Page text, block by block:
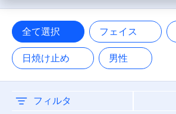
全て選択 フェイス
日焼け止め 男性
フィルタ
商品タイプ
クリーム
シェービングフォーム